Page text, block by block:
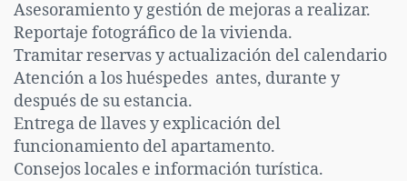
Asesoramiento y gestión de mejoras a realizar.
Reportaje fotográfico de la vivienda.
Tramitar reservas y actualización del calendario
Atención a los huéspedes antes, durante y
después de su estancia.
Entrega de llaves y explicación del
funcionamiento del apartamento.
Consejos locales e información turística.